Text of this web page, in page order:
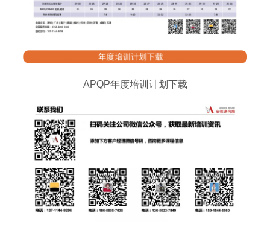
APQP年度培训计划下载